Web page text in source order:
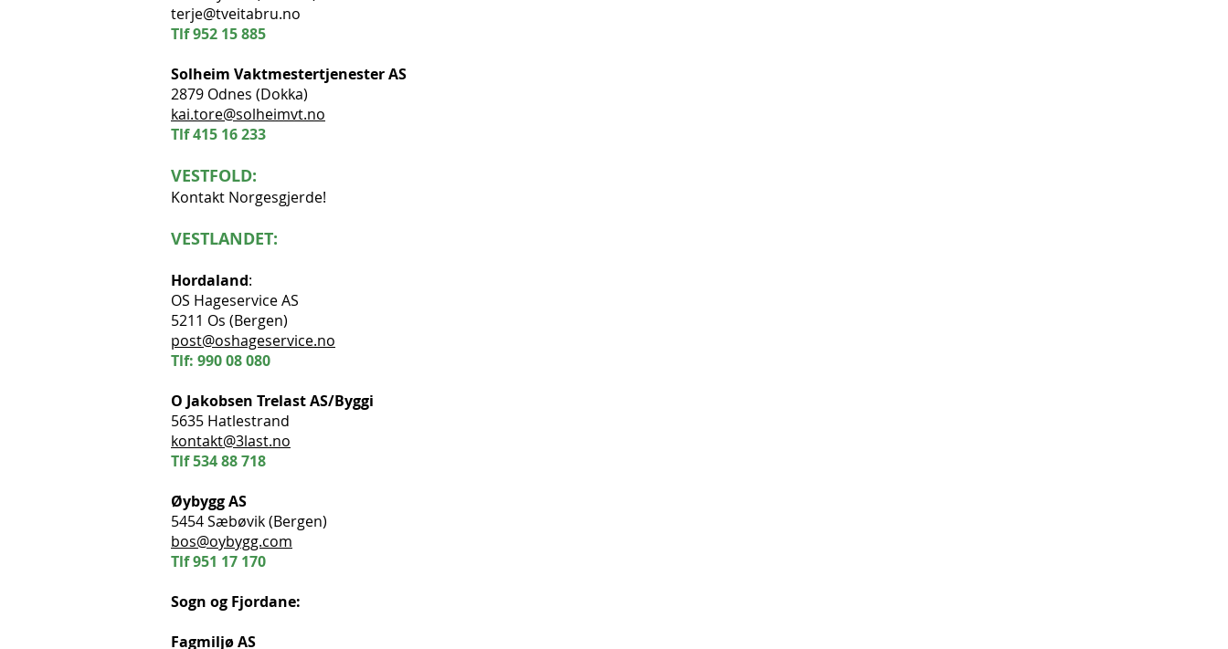
terje@tveitabru.no
Tlf952 15 885
Solheim Vaktmestertjenester AS
2879 Odnes (Dokka)
kai.tore@solheimvt.no
Tlf415 16 233
VESTFOLD:
Kontakt Norgesgjerde!
VESTLANDET:
Hordaland:
OS Hageservice AS
5211 Os (Bergen)
post@oshageservice.no
Tlf: 990 08 080
O Jakobsen Trelast AS/Byggi
5635 Hatlestrand
kontakt@3last.no
Tlf 534 88 718
Øybygg AS
5454 Sæbøvik (Bergen)
bos@oybygg.com
Tlf951 17 170
Sogn og Fjordane:
Fagmiljø AS